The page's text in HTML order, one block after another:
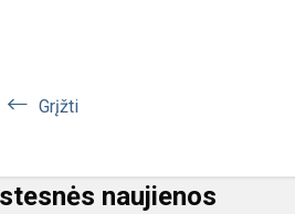
Grįžti
naujienos